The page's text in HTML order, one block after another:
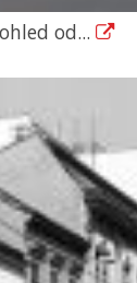
od...